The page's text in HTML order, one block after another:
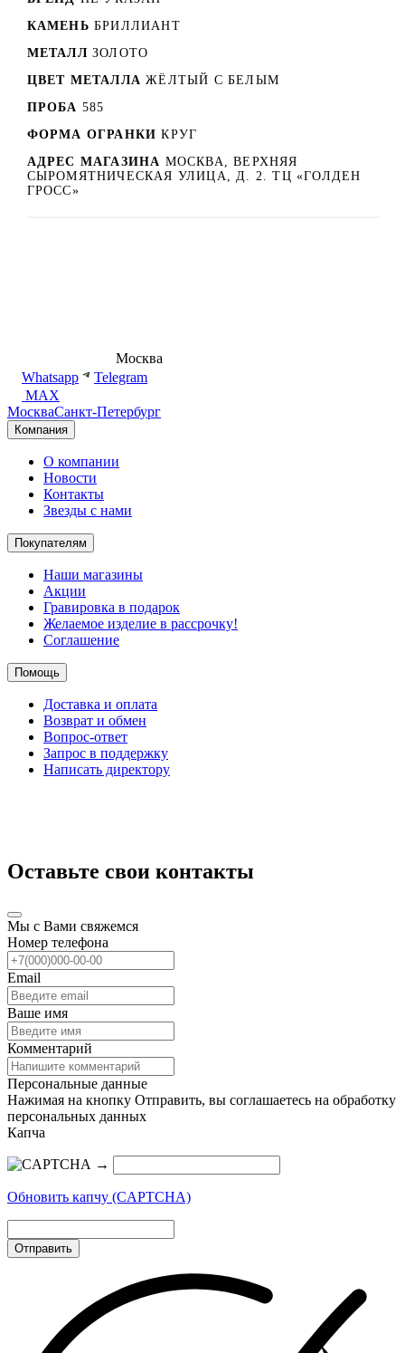
КАМЕНЬ БРИЛЛИАНТ
МЕТАЛЛ ЗОЛОТО
ЦВЕТ МЕТАЛЛА ЖЁЛТЫЙ С БЕЛЫМ
ПРОБА 585
ФОРМА ОГРАНКИ КРУГ
АДРЕС МАГАЗИНА МОСКВА, ВЕРХНЯЯ
СЫРОМЯТНИЧЕСКАЯ УЛИЦА, Д. 2. ТЦ «ГОЛДЕН
ГРОСС»
Москва
Whatsapp
Telegram
MAX
МоскваСанкт-Петербург
Компания
О компании
Новости
Контакты
Звезды с нами
Покупателям
Наши магазины
Акции
Гравировка в подарок
Желаемое изделие в рассрочку!
Соглашение
Помощь
Доставка и оплата
Возврат и обмен
Вопрос-ответ
Запрос в поддержку
Написать директору
Оставьте свои контакты
Мы с Вами свяжемся
Номер телефона
Email
Ваше имя
Комментарий
Персональные данные
Нажимая на кнопку Отправить, вы соглашаетесь на обработку
персональных данных
Капча
→
Обновить капчу (CAPTCHA)
Отправить